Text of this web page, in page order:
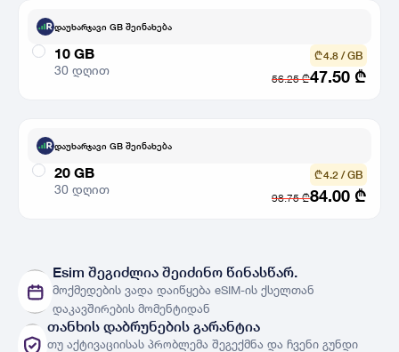
დაუხარჯავი GB შეინახება
10 GB
30 დღით
₾ 4.8 / GB
56.25₾47.50 ₾
დაუხარჯავი GB შეინახება
20 GB
30 დღით
₾ 4.2 / GB
98.75₾84.00 ₾
ქვეყნები
Esim შეგიძლია შეიძინო წინასწარ.
მოქმედების ვადა დაიწყება eSIM-ის ქსელთან
დაკავშირების მომენტიდან
თანხის დაბრუნების გარანტია
თუ აქტივაციისას პრობლემა შეგექმნა და ჩვენი გუნდი